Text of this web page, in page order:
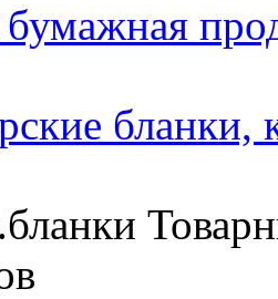
бланки,